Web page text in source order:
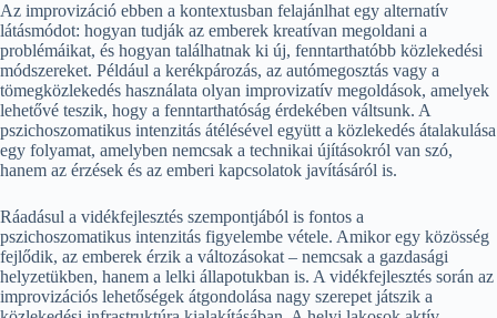
Az improvizáció ebben a kontextusban felajánlhat egy alternatív
látásmódot: hogyan tudják az emberek kreatívan megoldani a
problémáikat, és hogyan találhatnak ki új, fenntarthatóbb közlekedési
módszereket. Például a kerékpározás, az autómegosztás vagy a
tömegközlekedés használata olyan improvizatív megoldások, amelyek
lehetővé teszik, hogy a fenntarthatóság érdekében váltsunk. A
pszichoszomatikus intenzitás átélésével együtt a közlekedés átalakulása
egy folyamat, amelyben nemcsak a technikai újításokról van szó,
hanem az érzések és az emberi kapcsolatok javításáról is.
Ráadásul a vidékfejlesztés szempontjából is fontos a
pszichoszomatikus intenzitás figyelembe vétele. Amikor egy közösség
fejlődik, az emberek érzik a változásokat – nemcsak a gazdasági
helyzetükben, hanem a lelki állapotukban is. A vidékfejlesztés során az
improvizációs lehetőségek átgondolása nagy szerepet játszik a